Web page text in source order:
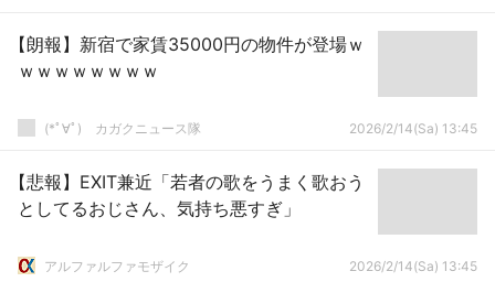
【朗報】新宿で家賃35000円の物件が登場ｗ
ｗｗｗｗｗｗｗｗ
(*ﾟ∀ﾟ)ゞカガクニュース隊 2026/2/14(Sa) 13:45
【悲報】EXIT兼近「若者の歌をうまく歌おう
としてるおじさん、気持ち悪すぎ」
アルファルファモザイク 2026/2/14(Sa) 13:45